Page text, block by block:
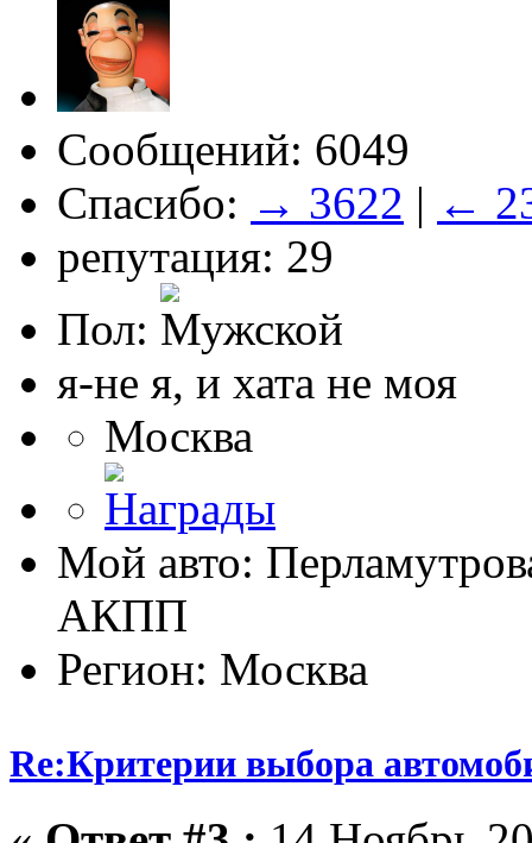
Сообщений: 6049
Спасибо: → 3622 | ←
репутация: 29
Пол:
я-не я, и хата не моя
Москва
Мой авто:
АКПП
Регион: Москва
Re:Критерии выбора